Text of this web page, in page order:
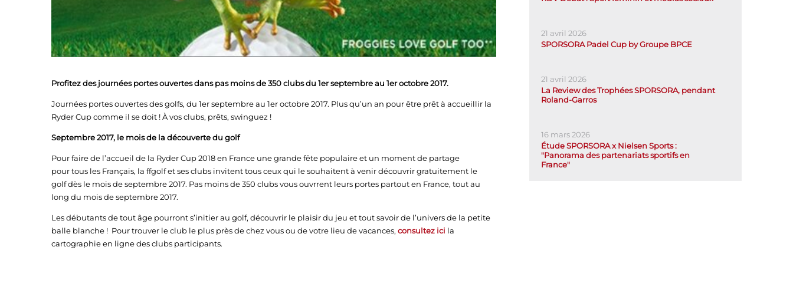
Profitez des journées portes ouvertes dans pas moins de 350 clubs du 1er septembre au 1er octobre 2017.
Journées portes ouvertes des golfs, du 1er septembre au 1er octobre 2017. Plus qu’un an pour être prêt à accueillir la
Ryder Cup comme il se doit ! À vos clubs, prêts, swinguez !
Septembre 2017, le mois de la découverte du golf
Pour faire de l’accueil de la Ryder Cup 2018 en France une grande fête populaire et un moment de partage
pour tous les Français, la ffgolf et ses clubs invitent tous ceux qui le souhaitent à venir découvrir gratuitement le
golf dès le mois de septembre 2017. Pas moins de 350 clubs vous ouvrrent leurs portes partout en France, tout au
long du mois de septembre 2017.
Les débutants de tout âge pourront s’initier au golf, découvrir le plaisir du jeu et tout savoir de l’univers de la petite
balle blanche ! Pour trouver le club le plus près de chez vous ou de votre lieu de vacances, consultez ici la
cartographie en ligne des clubs participants.
21 avril 2026
SPORSORA Padel Cup by Groupe BPCE
21 avril 2026
La Review des Trophées SPORSORA, pendant
Roland-Garros
16 mars 2026
Étude SPORSORA x Nielsen Sports :
"Panorama des partenariats sportifs en
France"